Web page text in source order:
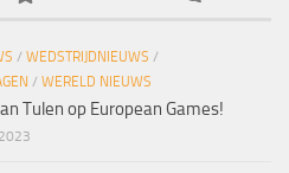
/ WEDSTRIJDNIEUWS /
/ WERELD NIEUWS
Tulen op European Games!